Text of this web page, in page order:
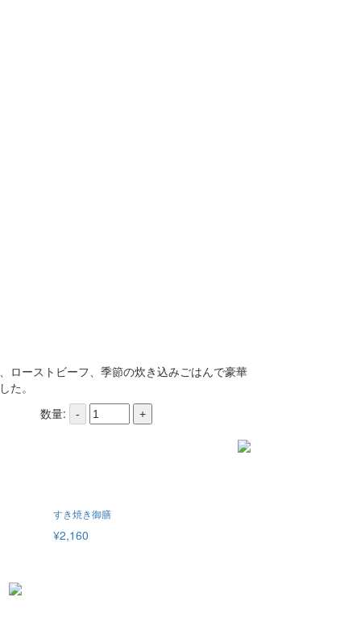
ローストビーフ、季節の炊き込みごはんで豪華
た。
数量:
- +
すき焼き御膳
¥2,160